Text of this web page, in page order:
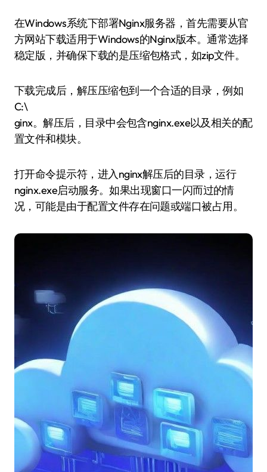
在Windows系统下部署Nginx服务器，首先需要从官
方网站下载适用于Windows的Nginx版本。通常选择
稳定版，并确保下载的是压缩包格式，如zip文件。
下载完成后，解压压缩包到一个合适的目录，例如
C:\
ginx。解压后，目录中会包含nginx.exe以及相关的配
置文件和模块。
打开命令提示符，进入nginx解压后的目录，运行
nginx.exe启动服务。如果出现窗口一闪而过的情
况，可能是由于配置文件存在问题或端口被占用。